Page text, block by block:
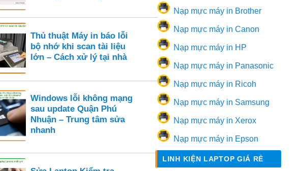
Thủ thuật Máy in báo lỗi
bộ nhớ khi scan tài liệu
lớn – Cách xử lý tại nhà
Windows lỗi không mạng
sau update Quận Phú
Nhuận – Trung tâm sửa
nhanh
Nạp mực máy in Brother
Nạp mực máy in Canon
Nạp mực máy in HP
Nạp mực máy in Panasonic
Nạp mực máy in Ricoh
Nạp mực máy in Samsung
Nạp mực máy in Xerox
Nạp mực máy in Epson
LINH KIỆN LAPTOP GIÁ RẺ